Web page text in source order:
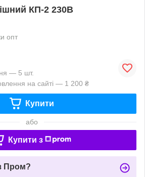
КП-2 230В
опт
— 5 шт.
на сайті — 1 200 ₴
Купити
або
Купити з
Пром?